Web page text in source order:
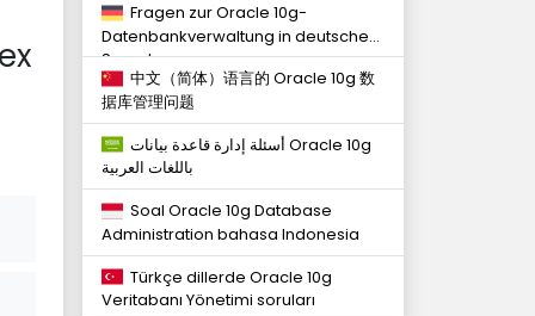
Fragen zur Oracle 10g-
Datenbankverwaltung in deutscher
Sprache
中文（简体）语言的 Oracle 10g 数
据库管理问题
باللغات العربية
Soal Oracle 10g Database
Administration bahasa Indonesia
Türkçe dillerde Oracle 10g
Veritabanı Yönetimi soruları